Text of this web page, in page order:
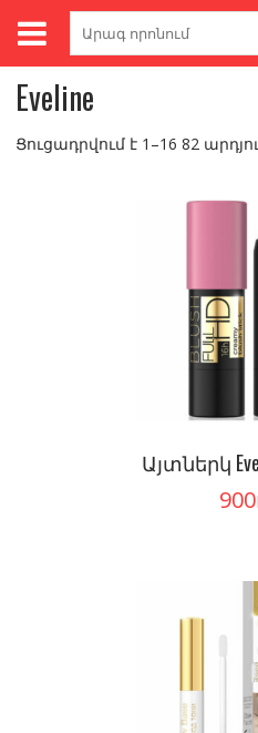
Search
Գլխավոր / Brands / Eveline
Eveline
Ցուցադրվում է 1–16 82
Այտներկ
900